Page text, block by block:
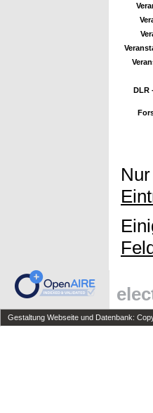
DLR
Gestaltung Webseite und Datenbank: